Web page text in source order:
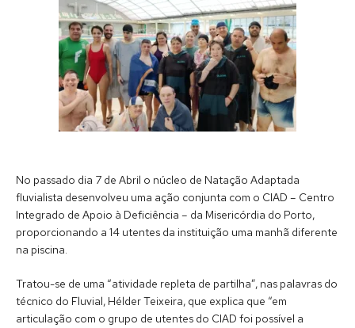
No passado dia 7 de Abril o núcleo de Natação Adaptada
fluvialista desenvolveu uma ação conjunta com o CIAD – Centro
Integrado de Apoio à Deficiência – da Misericórdia do Porto,
proporcionando a 14 utentes da instituição uma manhã diferente
na piscina.
Tratou-se de uma “atividade repleta de partilha”, nas palavras do
técnico do Fluvial, Hélder Teixeira, que explica que “em
articulação com o grupo de utentes do CIAD foi possível a